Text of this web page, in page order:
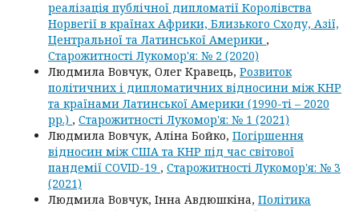
реалізація публічної дипломатії Королівства
Норвегії в країнах Африки, Близького Сходу, Азії,
Центральної та Латинської Америки ,
Старожитності Лукомор'я: № 2 (2020)
Людмила Вовчук, Олег Кравець, Розвиток
політичних і дипломатичних відносини між КНР
та країнами Латинської Америки (1990-ті – 2020
рр.) , Старожитності Лукомор'я: № 1 (2021)
Людмила Вовчук, Аліна Бойко, Погіршення
відносин між США та КНР під час світової
пандемії COVID-19 , Старожитності Лукомор'я: № 3
(2021)
Людмила Вовчук, Інна Авдюшкіна, Політика